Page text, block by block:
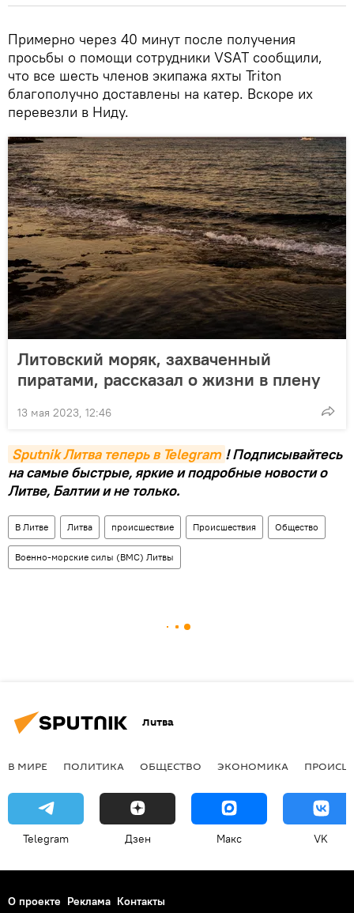
Примерно через 40 минут после получения
просьбы о помощи сотрудники VSAT сообщили,
что все шесть членов экипажа яхты Triton
благополучно доставлены на катер. Вскоре их
перевезли в Ниду.
Литовский моряк, захваченный
пиратами, рассказал о жизни в плену
13 мая 2023, 12:46
Sputnik Литва теперь в Telegram ! Подписывайтесь
на самые быстрые, яркие и подробные новости о
Литве, Балтии и не только.
В Литве Литва происшествие Происшествия Общество
Военно-морские силы (ВМС) Литвы
Литва
В МИРЕ ПОЛИТИКА ОБЩЕСТВО ЭКОНОМИКА
Telegram Дзен Макс VK
О проекте Реклама Контакты